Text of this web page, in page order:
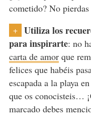
cometido? No
+
Utiliza los
para inspirarte: no
carta de amorque
felices que habéis
escapada a la playa
que os conocisteis…
marcado debes